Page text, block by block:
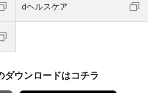
dヘルスケア
ダウンロードはコチラ